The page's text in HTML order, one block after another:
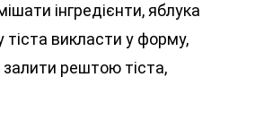
інгредієнти, яблука
тіста викласти у форму,
залити рештою тіста,